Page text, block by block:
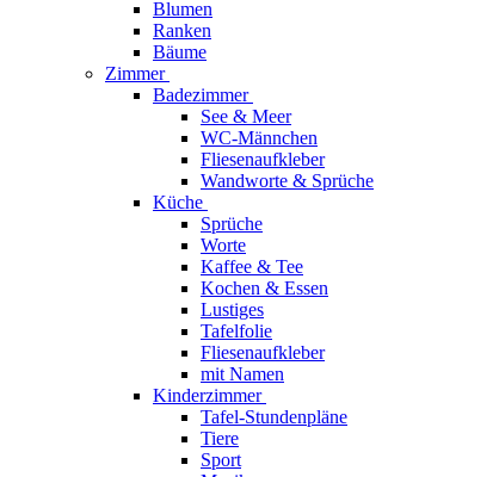
Blumen
Ranken
Bäume
Zimmer
Badezimmer
See & Meer
WC-Männchen
Fliesenaufkleber
Wandworte & Sprüche
Küche
Sprüche
Worte
Kaffee & Tee
Kochen & Essen
Lustiges
Tafelfolie
Fliesenaufkleber
mit Namen
Kinderzimmer
Tafel-Stundenpläne
Tiere
Sport